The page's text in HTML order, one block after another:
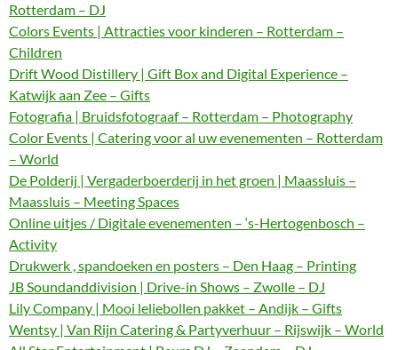
Rotterdam – DJ
Colors Events | Attracties voor kinderen – Rotterdam –
Children
Drift Wood Distillery | Gift Box and Digital Experience –
Katwijk aan Zee – Gifts
Fotografia | Bruidsfotograaf – Rotterdam – Photography
Color Events | Catering voor al uw evenementen – Rotterdam
– World
De Polderij | Vergaderboerderij in het groen | Maassluis –
Maassluis – Meeting Spaces
Online uitjes / Digitale evenementen – ‘s-Hertogenbosch –
Activity
Drukwerk , spandoeken en posters – Den Haag – Printing
JB Soundanddivision | Drive-in Shows – Zwolle – DJ
Lily Company | Mooi leliebollen pakket – Andijk – Gifts
Wentsy | Van Rijn Catering & Partyverhuur – Rijswijk – World